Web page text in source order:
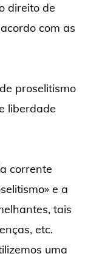
direito de
com as
proselitismo
liberdade
corrente
e a
tais
etc.
uma